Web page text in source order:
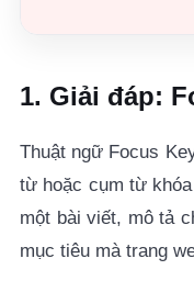
4.4. Phù hợp nội
5. Cách để tối ưu
1. Giải đáp:
Thuật ngữ Focus
từ hoặc cụm từ
một bài viết, mô tả
mục tiêu mà trang